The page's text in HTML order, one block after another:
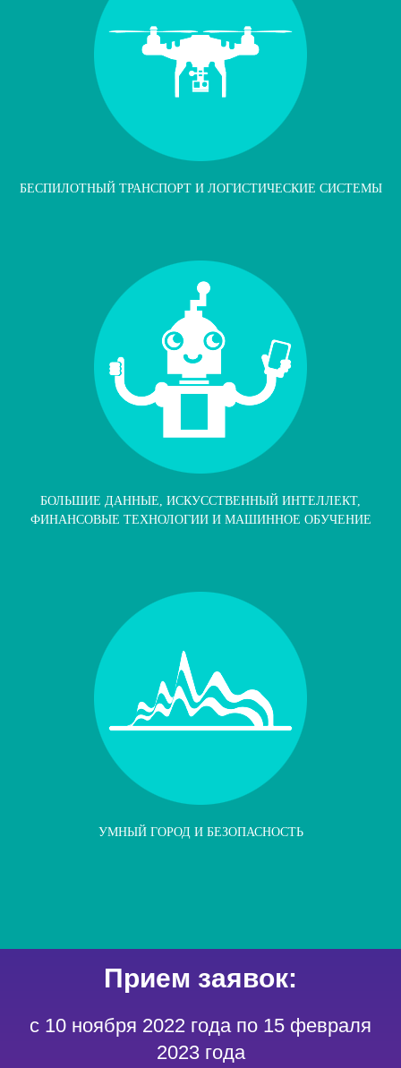
БЕСПИЛОТНЫЙ ТРАНСПОРТ И ЛОГИСТИЧЕСКИЕ СИСТЕМЫ
БОЛЬШИЕ ДАННЫЕ, ИСКУССТВЕННЫЙ ИНТЕЛЛЕКТ,
ФИНАНСОВЫЕ ТЕХНОЛОГИИ И МАШИННОЕ ОБУЧЕНИЕ
УМНЫЙ ГОРОД И БЕЗОПАСНОСТЬ
Прием заявок:
с 10 ноября 2022 года по 15 февраля
2023 года